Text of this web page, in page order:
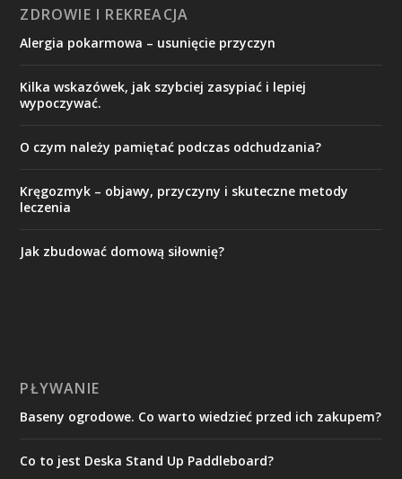
ZDROWIE I REKREACJA
Alergia pokarmowa – usunięcie przyczyn
Kilka wskazówek, jak szybciej zasypiać i lepiej
wypoczywać.
O czym należy pamiętać podczas odchudzania?
Kręgozmyk – objawy, przyczyny i skuteczne metody
leczenia
Jak zbudować domową siłownię?
PŁYWANIE
Baseny ogrodowe. Co warto wiedzieć przed ich zakupem?
Co to jest Deska Stand Up Paddleboard?